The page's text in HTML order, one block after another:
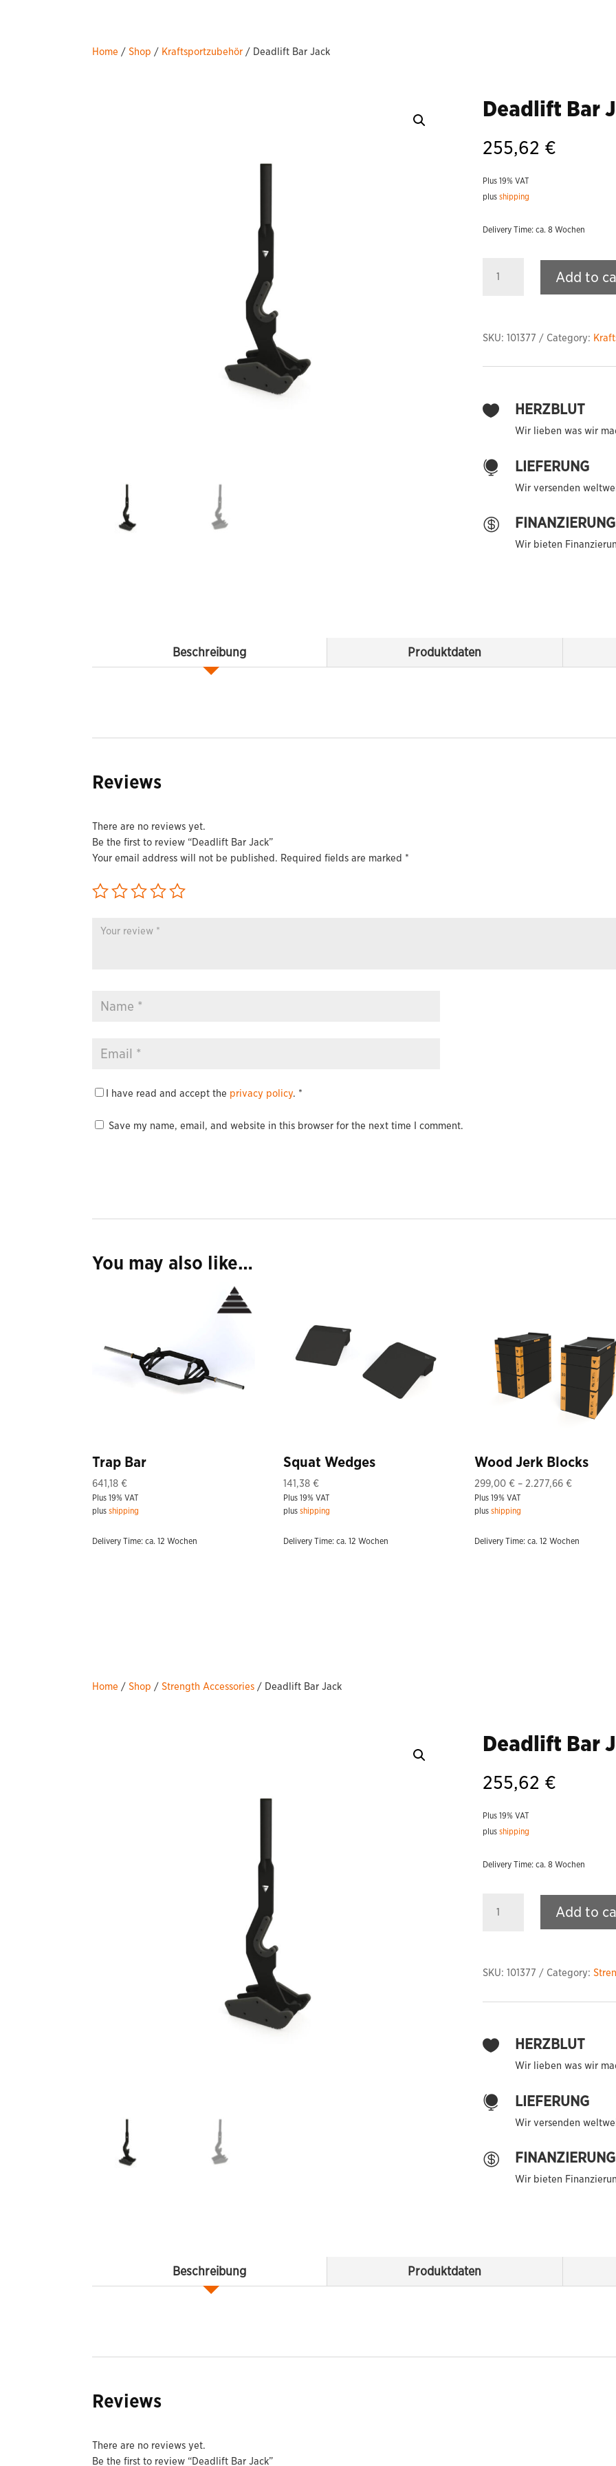
Home /Shop / Kraftsportzubehör / Deadlift Bar Jack
Deadlift Bar
255,62 €
Plus 19% VAT
plus shipping
Delivery Time: ca. 8 Wochen
Add to
SKU: 101377 Category:
 HERZBLUT
Wir lieben was wir
 LIEFERUNG
Wir versenden
 FINANZIERUNG
Wir bieten
Beschreibung Produktdaten
Reviews
There are no reviews yet.
Be the first to review “Deadlift Bar Jack”
Your email address will not be published. Required fields are marked *
I have read and accept the privacy policy. *
Save my name, email, and website in this browser for the next time I comment.
You may also like…
Trap Bar
641,18€
Plus 19% VAT
plusshipping
Delivery Time: ca. 12 Wochen
Squat Wedges
141,38€
Plus 19% VAT
plusshipping
Delivery Time: ca. 12 Wochen
Wood Jerk Blocks
299,00€ – 2.277,66€Price
2.277,66 €
Plus 19% VAT
plusshipping
Delivery Time: ca. 12 Wochen
Home /Shop /Strength Accessories / Deadlift Bar Jack
Deadlift Bar
255,62 €
Plus 19% VAT
plus shipping
Delivery Time: ca. 8 Wochen
Add to
SKU: 101377 Category:
 HERZBLUT
Wir lieben was wir
 LIEFERUNG
Wir versenden
 FINANZIERUNG
Wir bieten
Beschreibung Produktdaten
Reviews
There are no reviews yet.
Be the first to review “Deadlift Bar Jack”